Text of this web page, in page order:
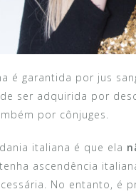
é garantida por jus
ser adquirida por
por cônjuges.
italiana é que ela
ascendência
No entanto, é